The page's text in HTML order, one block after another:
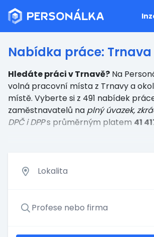
Nabídka práce: Trnava
Hledáte práci v Trnavě? Na
volná pracovní místa z Trnavy a
místě. Vyberte si z 491 nabídek
zaměstnavatelů na plný úvazek,
DPČ i DPPs průměrným platem 41